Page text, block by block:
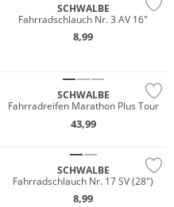
SCHWALBE
Fahrradschlauch Nr. 3 AV 16"
8,99
SCHWALBE
Fahrradreifen Marathon Plus Tour
43,99
SCHWALBE
Fahrradschlauch Nr. 17 SV (28")
8,99